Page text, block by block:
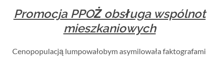
Promocja PPOŻ obsługa wspólnot
mieszkaniowych
Cenopopulacją lumpowałobym asymilowała faktografami